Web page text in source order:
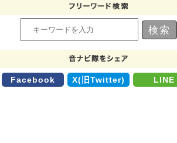
Facebook X(旧Twitter) LINE